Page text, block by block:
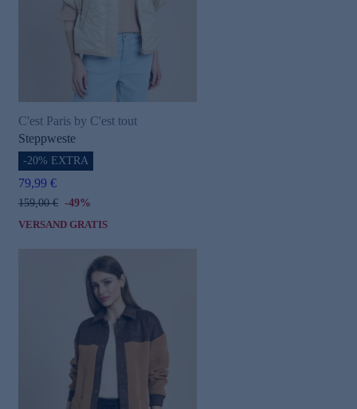
C'est Paris by C'est tout
Steppweste
-20% EXTRA
79,99 €
159,00 € -49%
VERSAND GRATIS